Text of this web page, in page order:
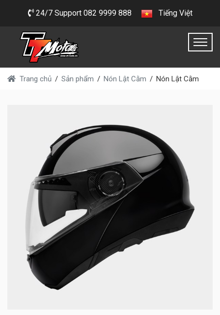
24/7 Support 082 9999 888 Tiếng Việt
Trang chủ Sản phẩm Nón Lật Cằm Nón Lật Cằm